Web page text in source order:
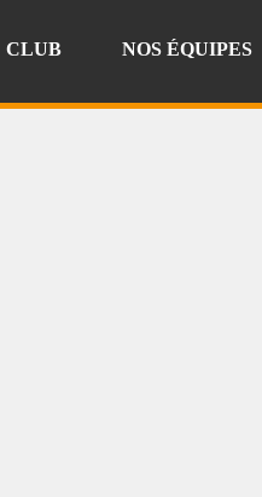
CLUB NOS ÉQUIPES